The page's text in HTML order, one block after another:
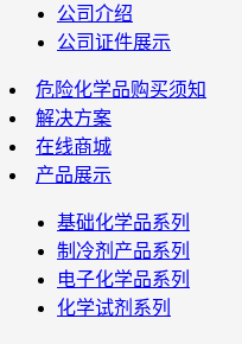
公司介绍
公司证件展示
危险化学品购买须知
解决方案
在线商城
产品展示
基础化学品系列
制冷剂产品系列
电子化学品系列
化学试剂系列